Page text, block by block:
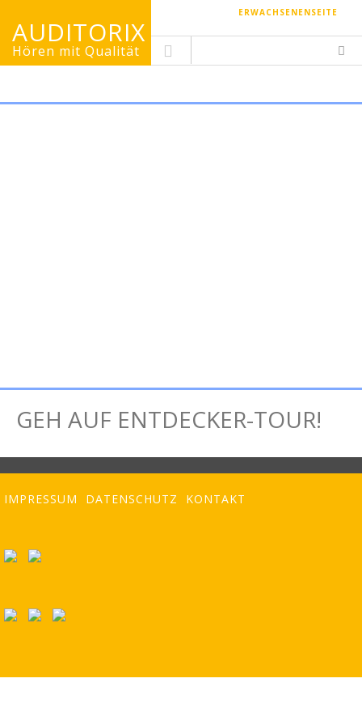
ERWACHSENENSEITE
AUDITORIX
Hören mit Qualität
GEH AUF ENTDECKER-TOUR!
MUSIK-BOX GERÄUSCHE-BOX
IMPRESSUM DATENSCHUTZ KONTAKT